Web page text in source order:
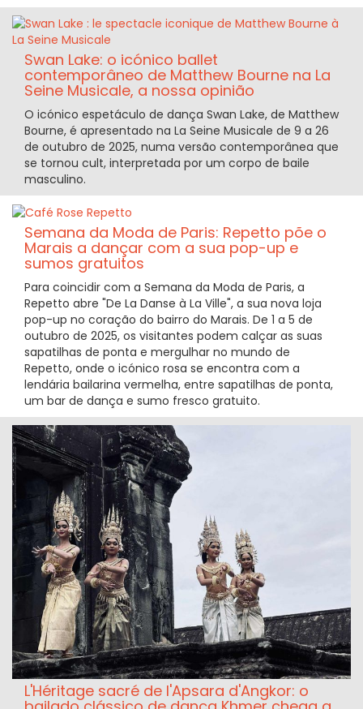
Swan Lake: o icónico ballet
contemporâneo de Matthew Bourne na La
Seine Musicale, a nossa opinião
O icónico espetáculo de dança Swan Lake, de Matthew
Bourne, é apresentado na La Seine Musicale de 9 a 26
de outubro de 2025, numa versão contemporânea que
se tornou cult, interpretada por um corpo de baile
masculino.
Semana da Moda de Paris: Repetto põe o
Marais a dançar com a sua pop-up e
sumos gratuitos
Para coincidir com a Semana da Moda de Paris, a
Repetto abre "De La Danse à La Ville", a sua nova loja
pop-up no coração do bairro do Marais. De 1 a 5 de
outubro de 2025, os visitantes podem calçar as suas
sapatilhas de ponta e mergulhar no mundo de
Repetto, onde o icónico rosa se encontra com a
lendária bailarina vermelha, entre sapatilhas de ponta,
um bar de dança e sumo fresco gratuito.
L'Héritage sacré de l'Apsara d'Angkor: o